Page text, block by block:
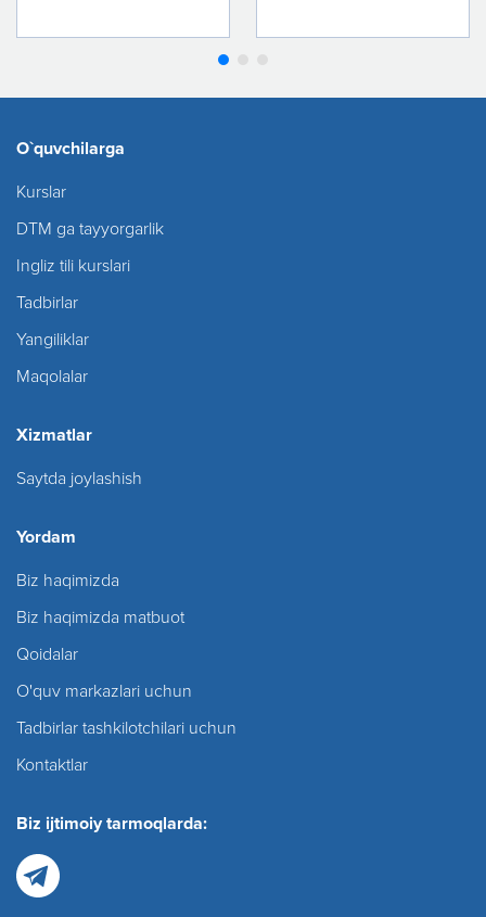
O`quvchilarga
Kurslar
DTM ga tayyorgarlik
Ingliz tili kurslari
Tadbirlar
Yangiliklar
Maqolalar
Xizmatlar
Saytda joylashish
Yordam
Biz haqimizda
Biz haqimizda matbuot
Qoidalar
O'quv markazlari uchun
Tadbirlar tashkilotchilari uchun
Kontaktlar
Biz ijtimoiy tarmoqlarda: